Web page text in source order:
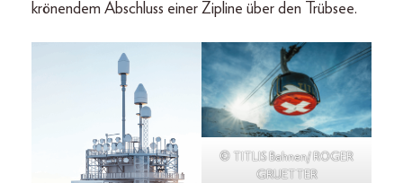
krönendem Abschluss einer Zipline über den Trübsee.
© TITLIS Bahnen/ ROGER
GRUETTER